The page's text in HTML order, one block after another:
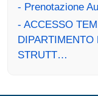
- Prenotazione
- ACCESSO
DIPARTIMENTO
STRUTT…